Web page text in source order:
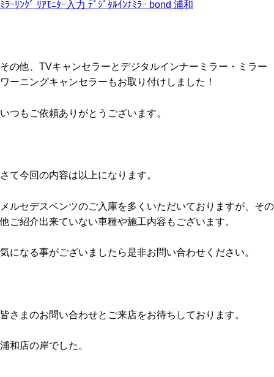
その他、TVキャンセラーとデジタルインナーミラー・ミラー
ワーニングキャンセラーもお取り付けしました！
いつもご依頼ありがとうございます。
さて今回の内容は以上になります。
メルセデスベンツのご入庫を多くいただいておりますが、その
他ご紹介出来ていない車種や施工内容もございます。
気になる事がございましたら是非お問い合わせください。
皆さまのお問い合わせとご来店をお待ちしております。
浦和店の岸でした。